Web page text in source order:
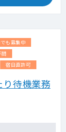
も募集中
問
宿日直許可
り待機業務